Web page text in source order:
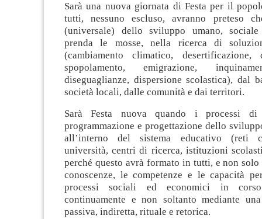
Sarà una nuova giornata di Festa per il
tutti, nessuno escluso, avranno preteso
(universale) dello sviluppo umano,
prenda le mosse, nella ricerca di
(cambiamento climatico, desertificazione,
spopolamento, emigrazione,
diseguaglianze, dispersione scolastica), dal
società locali, dalle comunità e dai territori.
Sarà Festa nuova quando i processi di
programmazione e progettazione dello
all’interno del sistema educativo (reti
università, centri di ricerca, istituzioni
perché questo avrà formato in tutti, e non
conoscenze, le competenze e le capacità
processi sociali ed economici in
continuamente e non soltanto mediante
passiva, indiretta, rituale e retorica.